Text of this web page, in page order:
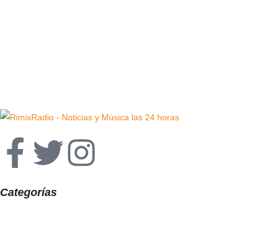
Categorías